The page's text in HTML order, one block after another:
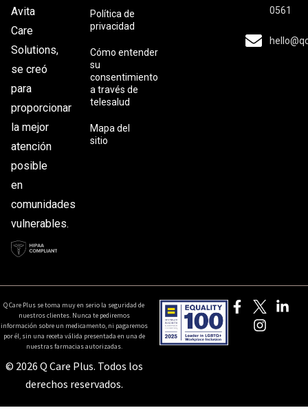
Avita
Care
Solutions,
se creó
para
proporcionar
la mejor
atención
posible
en
comunidades
vulnerables.
Política de
privacidad
Cómo entender
su
consentimiento
a través de
telesalud
Mapa del
sitio
0561
Q Care Plus se toma muy en serio la seguridad de
nuestros clientes. Nunca te pediremos
información sobre un medicamento, ni pagaremos
por él, sin una receta válida presentada en una de
nuestras farmacias autorizadas.
© 2026 Q Care Plus. Todos los
derechos reservados.